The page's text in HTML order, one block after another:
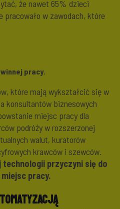
że nawet 65% dzieci
pracowało w zawodach, które
pracy.
które mają wykształcić się w
konsultantów biznesowych
miejsc pracy dla
podróży w rozszerzonej
walut, kuratorów
krawców i szewców.
przyczyni się do
pracy.